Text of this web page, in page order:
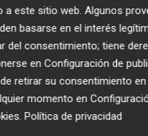
de Taylor', la
demasiado tarde
dudas, ya que la
encima del
la economía
a gran capacidad
a este sitio web. Algunos
basarse en el interés
del consentimiento; tiene
enConfiguración de
retirar su consentimiento en
momento en
.Política de privacidad